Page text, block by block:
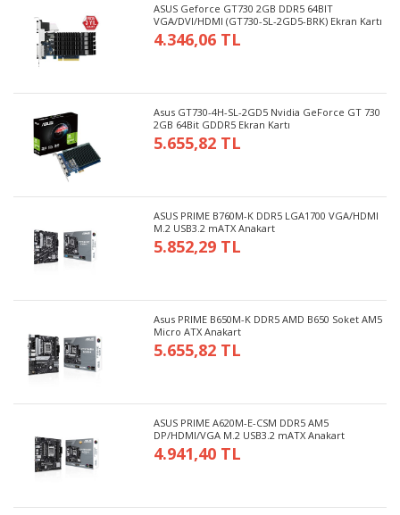
ASUS Geforce GT730 2GB DDR5 64BIT
VGA/DVI/HDMI (GT730-SL-2GD5-BRK) Ekran Kartı
4.346,06 TL
Asus GT730-4H-SL-2GD5 Nvidia GeForce GT 730
2GB 64Bit GDDR5 Ekran Kartı
5.655,82 TL
ASUS PRIME B760M-K DDR5 LGA1700 VGA/HDMI
M.2 USB3.2 mATX Anakart
5.852,29 TL
Asus PRIME B650M-K DDR5 AMD B650 Soket AM5
Micro ATX Anakart
5.655,82 TL
ASUS PRIME A620M-E-CSM DDR5 AM5
DP/HDMI/VGA M.2 USB3.2 mATX Anakart
4.941,40 TL